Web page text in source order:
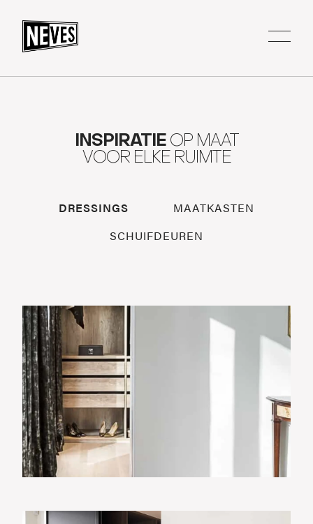
INSPIRATIEOP MAAT
VOOR ELKE RUIMTE
DRESSINGS
MAATKASTEN
SCHUIFDEUREN